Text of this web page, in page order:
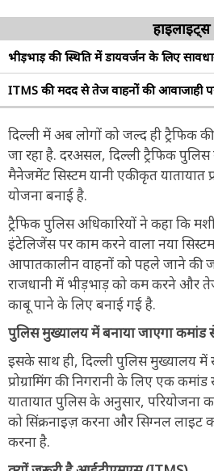
हाइलाइट्स
भीड़भाड़ की स्थिति में डायवर्जन के लिए
ITMS की मदद से तेज वाहनों की आवाजाही
दिल्ली में अब लोगों को जल्द ही ट्रैफिक
जा रहा है. दरअसल, दिल्ली ट्रैफिक पुलिस
मैनेजमेंट सिस्टम यानी एकीकृत यातायात
योजना बनाई है.
ट्रैफिक पुलिस अधिकारियों ने कहा कि
इंटेलिजेंस पर काम करने वाला नया
आपातकालीन वाहनों को पहले जाने की
राजधानी में भीड़भाड़ को कम करने और
काबू पाने के लिए बनाई गई है.
पुलिस मुख्यालय में बनाया जाएगा कमांड
इसके साथ ही, दिल्ली पुलिस मुख्यालय
प्रोग्रामिंग की निगरानी के लिए एक
यातायात पुलिस के अनुसार, परियोजना
को सिंक्रनाइज़ करना और सिग्नल लाइट
करना है.